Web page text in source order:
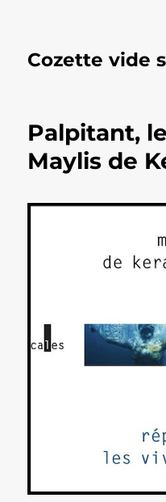
Cozette vide
Palpitant,
Maylis de